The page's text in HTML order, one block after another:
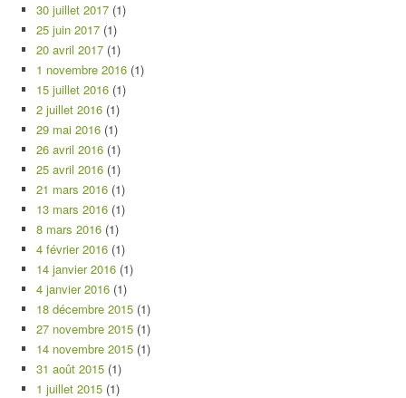
30 juillet 2017 (1)
25 juin 2017 (1)
20 avril 2017 (1)
1 novembre 2016 (1)
15 juillet 2016 (1)
2 juillet 2016 (1)
29 mai 2016 (1)
26 avril 2016 (1)
25 avril 2016 (1)
21 mars 2016 (1)
13 mars 2016 (1)
8 mars 2016 (1)
4 février 2016 (1)
14 janvier 2016 (1)
4 janvier 2016 (1)
18 décembre 2015 (1)
27 novembre 2015 (1)
14 novembre 2015 (1)
31 août 2015 (1)
1 juillet 2015 (1)